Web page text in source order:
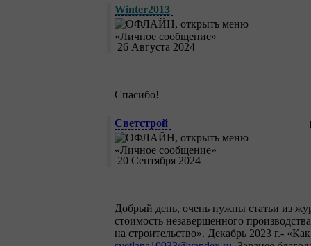
Winter2013
26 Августа 2024
Спасибо!
Светстрой
20 Сентября 2024
Добрый день, очень нужны статьи из
стоимость незавершенного
на строительство». Декабрь 2023 г.-